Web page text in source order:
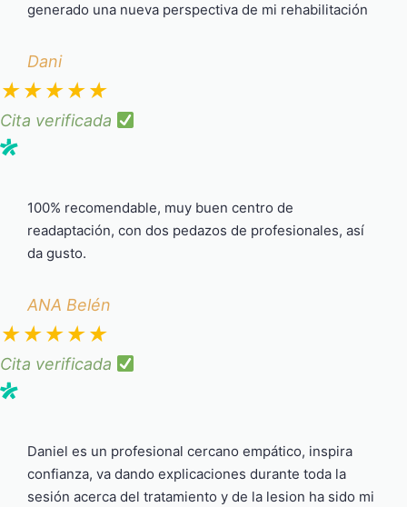
generado una nueva perspectiva de mi rehabilitación
Dani
★★★★★
Cita verificada
100% recomendable, muy buen centro de
readaptación, con dos pedazos de profesionales, así
da gusto.
ANA Belén
★★★★★
Cita verificada
Daniel es un profesional cercano empático, inspira
confianza, va dando explicaciones durante toda la
sesión acerca del tratamiento y de la lesion ha sido mi